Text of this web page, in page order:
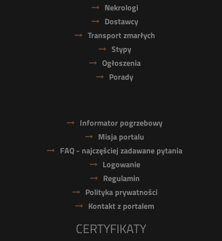
Nekrologi
Dostawcy
Transport zmarłych
Stypy
Ogłoszenia
Porady
Informator pogrzebowy
Misja portalu
FAQ - najczęściej zadawane pytania
Logowanie
Regulamin
Polityka prywatności
Kontakt z portalem
CERTYFIKATY